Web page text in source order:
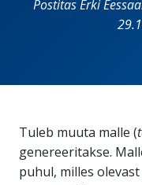
Postitas Erki
Tuleb muuta malle (
genereeritakse.
puhul, milles